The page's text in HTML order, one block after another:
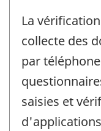
La
collecte des
par
saisies et